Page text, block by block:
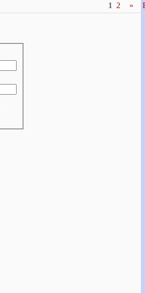
1 2 »